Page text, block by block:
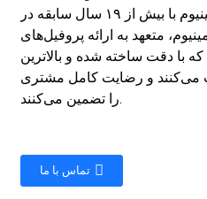
ما به عنوان تأمین‌کننده آلومینیوم با بیش از ۱۹ سال سابقه در
متعهد به ارائه پروفیل‌های
با دقت ساخته شده و بالاترین
می‌کنند و رضایت کامل مشتری
را تضمین می‌کنند.
تماس با ما